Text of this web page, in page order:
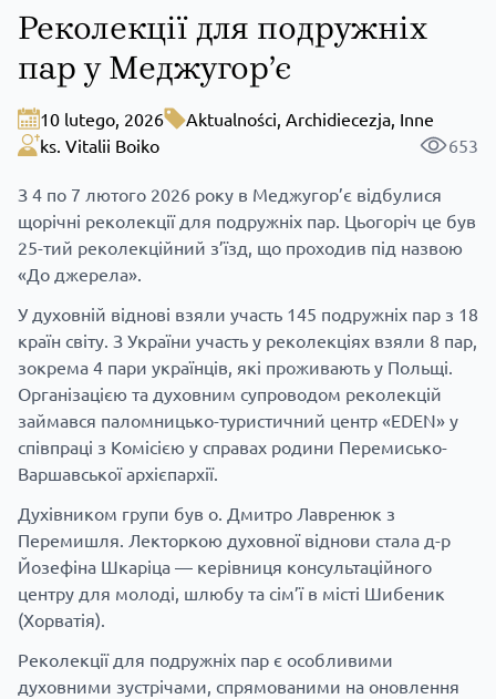
Реколекції для подружніх
пар у Меджугор’є
10 lutego, 2026 Aktualności, Archidiecezja, Inne
ks. Vitalii Boiko
653
З 4 по 7 лютого 2026 року в Меджугор’є відбулися
щорічні реколекції для подружніх пар. Цьогоріч це був
25-тий реколекційний з’їзд, що проходив під назвою
«До джерела».
У духовній віднові взяли участь 145 подружніх пар з 18
країн світу. З України участь у реколекціях взяли 8 пар,
зокрема 4 пари українців, які проживають у Польщі.
Організацією та духовним супроводом реколекцій
займався паломницько-туристичний центр «EDEN» у
співпраці з Комісією у справах родини Перемисько-
Варшавської архієпархії.
Духівником групи був о. Дмитро Лавренюк з
Перемишля. Лекторкою духовної віднови стала д-р
Йозефіна Шкаріца — керівниця консультаційного
центру для молоді, шлюбу та сім’ї в місті Шибеник
(Хорватія).
Реколекції для подружніх пар є особливими
духовними зустрічами, спрямованими на оновлення